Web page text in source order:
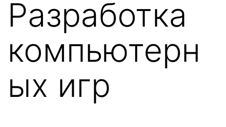
Разработка
компьютерн
ых игр